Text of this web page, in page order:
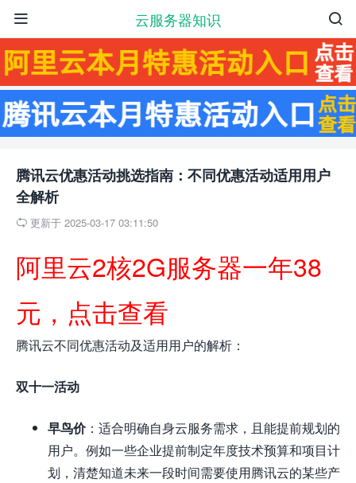
云服务器知识 

腾讯云优惠活动挑选指南：不同优惠活动适用用户
全解析
 更新于 2025-03-17 03:11:50
阿里云2核2G服务器一年38
元，点击查看
腾讯云不同优惠活动及适用用户的解析：
双十一活动
早鸟价：适合明确自身云服务需求，且能提前规划的
用户。例如一些企业提前制定年度技术预算和项目计
划，清楚知道未来一段时间需要使用腾讯云的某些产